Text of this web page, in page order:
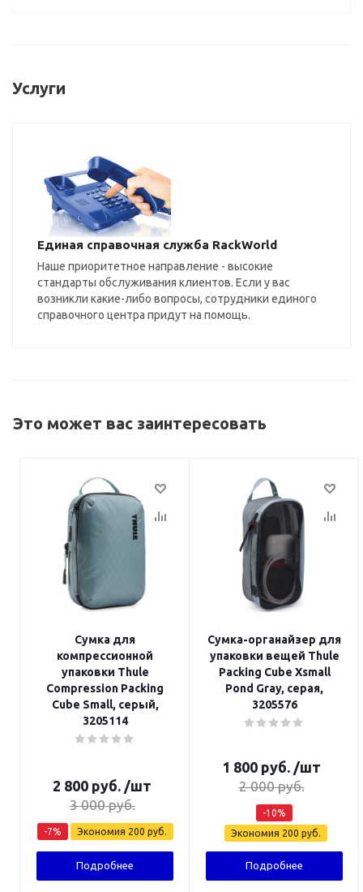
Услуги
Единая справочная служба RackWorld
Наше приоритетное направление - высокие
стандарты обслуживания клиентов. Если у вас
возникли какие-либо вопросы, сотрудники единого
справочного центра придут на помощь.
Это может вас заинтересовать
Сумка для
компрессионной
упаковки Thule
Compression Packing
Cube Small, серый,
3205114
2 800 руб. /шт
3 000руб.
-7% Экономия 200 руб.
Подробнее
Сумка-органайзер для
упаковки вещей Thule
Packing Cube Xsmall
Pond Gray, серая,
3205576
1 800 руб. /шт
2 000руб.
-10%
Экономия 200 руб.
Подробнее